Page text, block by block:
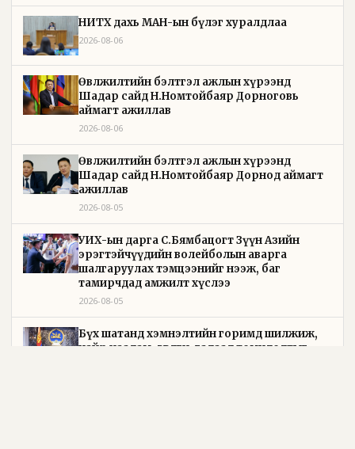
НИТХ дахь МАН-ын бүлэг хуралдлаа
2026-08-06
Өвөлжилтийн бэлтгэл ажлын хүрээнд
Шадар сайд Н.Номтойбаяр Дорноговь
аймагт ажиллав
2026-08-06
Өвөлжилтийн бэлтгэл ажлын хүрээнд
Шадар сайд Н.Номтойбаяр Дорнод аймагт
ажиллав
2026-08-05
УИХ-ын дарга С.Бямбацогт Зүүн Азийн
эрэгтэйчүүдийн волейболын аварга
шалгаруулах тэмцээнийг нээж, баг
тамирчдад амжилт хүслээ
2026-08-05
Бүх шатанд хэмнэлтийн горимд шилжиж,
найр наадам, зөвлөгөөн, гадаад томилолтыг